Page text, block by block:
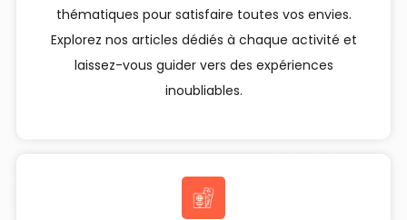
thématiques pour satisfaire toutes vos envies.
Explorez nos articles dédiés à chaque activité et
laissez-vous guider vers des expériences
inoubliables.